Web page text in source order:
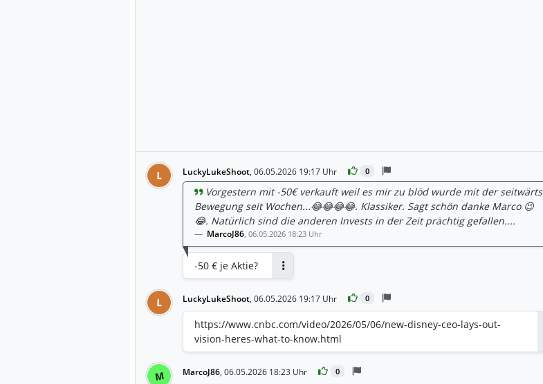
L LuckyLukeShoot, 06.05.2026 19:17 Uhr 0
Vorgestern mit -50€ verkauft weil es mir zu blöd wurde mit der seitwärts
Bewegung seit Wochen...😂😂😂😂. Klassiker. Sagt schön danke Marco 😉
😂. Natürlich sind die anderen Invests in der Zeit prächtig gefallen....
MarcoJ86, 06.05.2026 18:23 Uhr
-50 € je Aktie?
L LuckyLukeShoot, 06.05.2026 19:17 Uhr 0
https://www.cnbc.com/video/2026/05/06/new-disney-ceo-lays-out-
vision-heres-what-to-know.html
M MarcoJ86, 06.05.2026 18:23 Uhr 0